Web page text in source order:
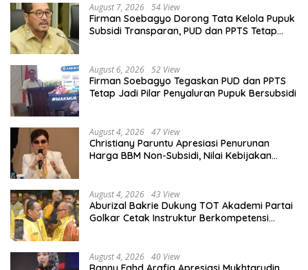
August 7, 2026 54 View
Firman Soebagyo Dorong Tata Kelola Pupuk
Subsidi Transparan, PUD dan PPTS Tetap
August 6, 2026 52 View
Firman Soebagyo Tegaskan PUD dan PPTS
Tetap Jadi Pilar Penyaluran Pupuk Bersubsidi
August 4, 2026 47 View
Christiany Paruntu Apresiasi Penurunan
Harga BBM Non-Subsidi, Nilai Kebijakan
August 4, 2026 43 View
Aburizal Bakrie Dukung TOT Akademi Partai
Golkar Cetak Instruktur Berkompetensi
August 4, 2026 40 View